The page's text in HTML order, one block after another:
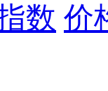
数 价